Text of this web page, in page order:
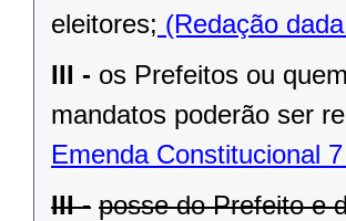
eleitores; (Redação
III - os Prefeitos ou
mandatos poderão ser
Emenda Constitucional
III - posse do Prefeito e